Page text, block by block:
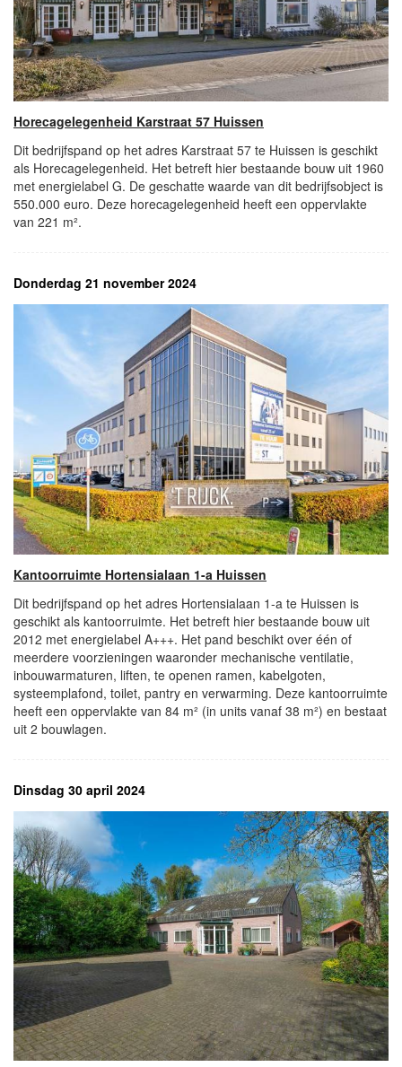
Horecagelegenheid Karstraat 57 Huissen
Dit bedrijfspand op het adres Karstraat 57 te Huissen is geschikt
als Horecagelegenheid. Het betreft hier bestaande bouw uit 1960
met energielabel G. De geschatte waarde van dit bedrijfsobject is
550.000 euro. Deze horecagelegenheid heeft een oppervlakte
van 221 m².
Donderdag 21 november 2024
Kantoorruimte Hortensialaan 1-a Huissen
Dit bedrijfspand op het adres Hortensialaan 1-a te Huissen is
geschikt als kantoorruimte. Het betreft hier bestaande bouw uit
2012 met energielabel A+++. Het pand beschikt over één of
meerdere voorzieningen waaronder mechanische ventilatie,
inbouwarmaturen, liften, te openen ramen, kabelgoten,
systeemplafond, toilet, pantry en verwarming. Deze kantoorruimte
heeft een oppervlakte van 84 m² (in units vanaf 38 m²) en bestaat
uit 2 bouwlagen.
Dinsdag 30 april 2024